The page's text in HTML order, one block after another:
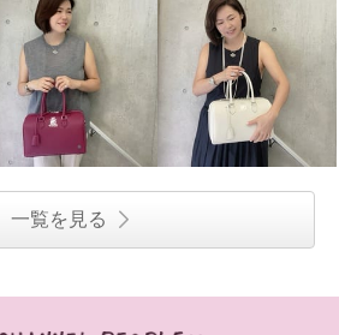
一覧を見る